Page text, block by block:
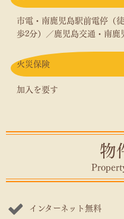
市電・南鹿児島駅前電停（
歩2分）／鹿児島交通・南鹿
火災保険
加入を要す
物
インターネット無料